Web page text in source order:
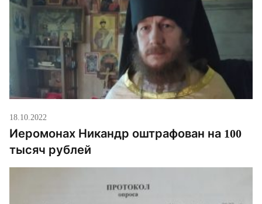
18.10.2022
Иеромонах Никандр оштрафован на 100
тысяч рублей